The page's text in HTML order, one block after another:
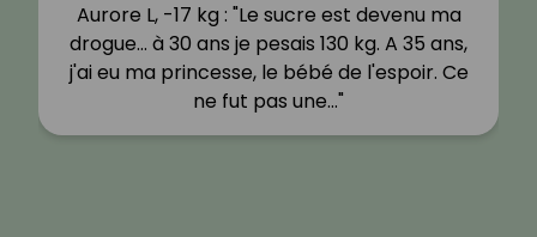
Aurore L, -17 kg : "Le sucre est devenu ma
drogue… à 30 ans je pesais 130 kg. A 35 ans,
j'ai eu ma princesse, le bébé de l'espoir. Ce
ne fut pas une…"